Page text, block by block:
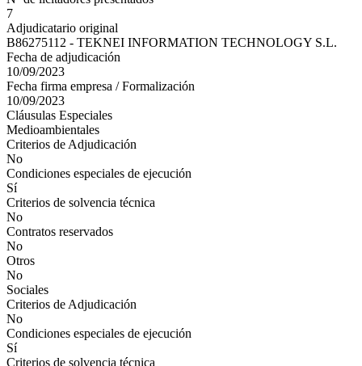
7
Adjudicatario original
B86275112 - TEKNEI INFORMATION TECHNOLOGY S.L.
Fecha de adjudicación
10/09/2023
Fecha firma empresa / Formalización
10/09/2023
Cláusulas Especiales
Medioambientales
Criterios de Adjudicación
No
Condiciones especiales de ejecución
Sí
Criterios de solvencia técnica
No
Contratos reservados
No
Otros
No
Sociales
Criterios de Adjudicación
No
Condiciones especiales de ejecución
Sí
Criterios de solvencia técnica